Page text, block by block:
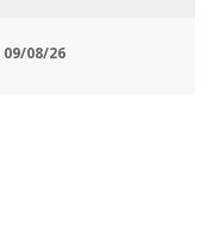
09/08/26